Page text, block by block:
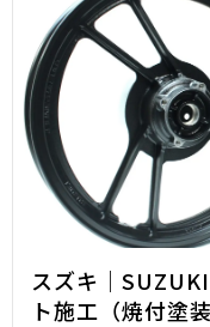
スズキ｜
ト施工（焼付塗装